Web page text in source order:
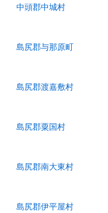
中頭郡中城村
島尻郡与那原町
島尻郡渡嘉敷村
島尻郡粟国村
島尻郡南大東村
島尻郡伊平屋村